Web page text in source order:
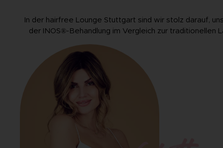
In der hairfree Lounge Stuttgart sind wir stolz darauf,
der INOS®-Behandlung im Vergleich zur